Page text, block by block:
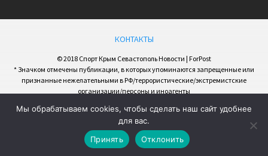
КОНТАКТЫ
© 2018 Спорт Крым Севастополь Новости | ForPost
* Значком отмечены публикации, в которых упоминаются запрещенные или
признанные нежелательными в РФ/террористические/экстремистские
организации/персоны и иноагенты
Мы обрабатываем cookies, чтобы сделать наш сайт удобнее
для вас.
Принять
Отклонить